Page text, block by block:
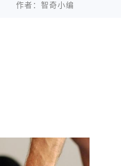
作者：智奇小编